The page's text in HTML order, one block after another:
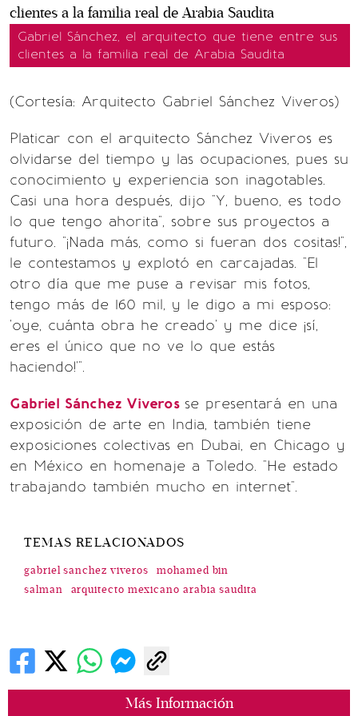
Más Información
Gabriel Sánchez, el arquitecto que tiene entre sus
clientes a la familia real de Arabia Saudita
(Cortesía: Arquitecto Gabriel Sánchez Viveros)
Platicar con el arquitecto Sánchez Viveros es
olvidarse del tiempo y las ocupaciones, pues su
conocimiento y experiencia son inagotables.
Casi una hora después, dijo "Y, bueno, es todo
lo que tengo ahorita", sobre sus proyectos a
futuro. "¡Nada más, como si fueran dos cositas!",
le contestamos y explotó en carcajadas. "El
otro día que me puse a revisar mis fotos,
tengo más de 160 mil, y le digo a mi esposo:
'oye, cuánta obra he creado' y me dice ¡sí,
eres el único que no ve lo que estás
haciendo!'".
Gabriel Sánchez Viveros se presentará en una
exposición de arte en India, también tiene
exposiciones colectivas en Dubai, en Chicago y
en México en homenaje a Toledo. "He estado
trabajando también mucho en internet".
TEMAS RELACIONADOS
gabriel sanchez viveros
mohamed bin
salman
arquitecto mexicano arabia saudita